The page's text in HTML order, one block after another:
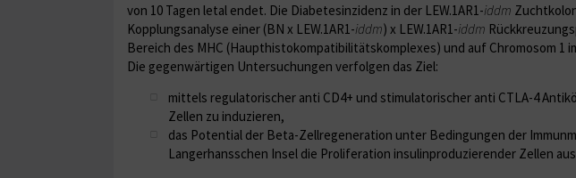
von 10 Tagen letal endet. Die Diabetesinzidenz in der LEW.1AR1-iddm
Kopplungsanalyse einer (BN x LEW.1AR1-iddm) x LEW.1AR1-iddm
Bereich des MHC (Haupthistokompatibilitätskomplexes) und auf Chromosom
Die gegenwärtigen Untersuchungen verfolgen das Ziel:
mittels regulatorischer anti CD4+ und stimulatorischer anti CTLA-4
Zellen zu induzieren,
das Potential der Beta-Zellregeneration unter Bedingungen der
Langerhansschen Insel die Proliferation insulinproduzierender Zellen